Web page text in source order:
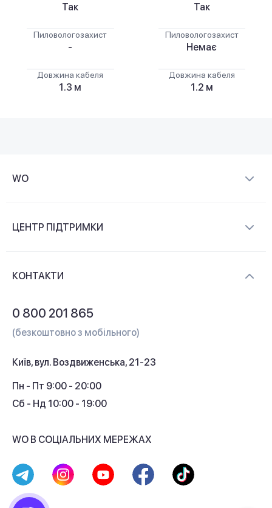
Так
Пиловологозахист
-
Довжина кабеля
1.3 м
Так
Пиловологозахист
Немає
Довжина кабеля
1.2 м
WO
Контакти
ЦЕНТР ПІДТРИМКИ
Кешбек
КОНТАКТИ
0 800 201 865
(безкоштовно з мобільного)
Київ, вул. Воздвиженська, 21-23
Пн - Пт 9:00 - 20:00
Сб - Нд 10:00 - 19:00
WO В СОЦІАЛЬНИХ МЕРЕЖАХ